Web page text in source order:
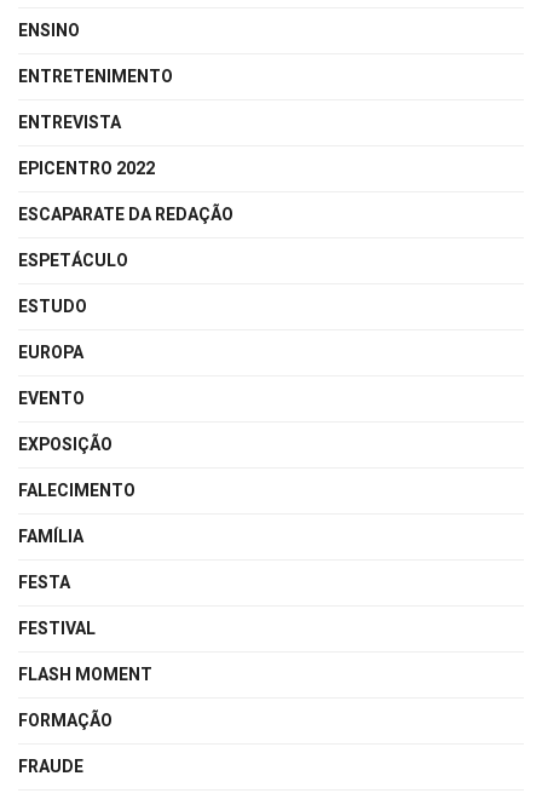
ENSINO
ENTRETENIMENTO
ENTREVISTA
EPICENTRO 2022
ESCAPARATE DA REDAÇÃO
ESPETÁCULO
ESTUDO
EUROPA
EVENTO
EXPOSIÇÃO
FALECIMENTO
FAMÍLIA
FESTA
FESTIVAL
FLASH MOMENT
FORMAÇÃO
FRAUDE